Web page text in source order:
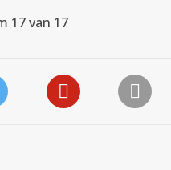
17 van 17